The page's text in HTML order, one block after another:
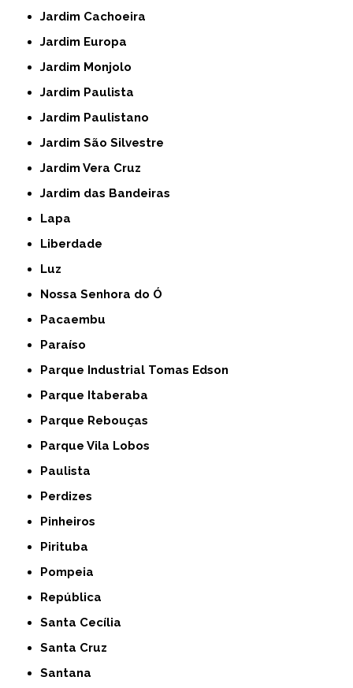
Jardim Cachoeira
Jardim Europa
Jardim Monjolo
Jardim Paulista
Jardim Paulistano
Jardim São Silvestre
Jardim Vera Cruz
Jardim das Bandeiras
Lapa
Liberdade
Luz
Nossa Senhora do Ó
Pacaembu
Paraíso
Parque Industrial Tomas Edson
Parque Itaberaba
Parque Rebouças
Parque Vila Lobos
Paulista
Perdizes
Pinheiros
Pirituba
Pompeia
República
Santa Cecília
Santa Cruz
Santana